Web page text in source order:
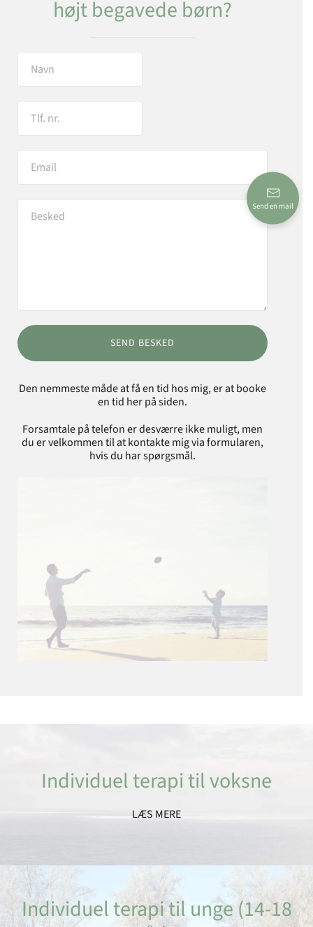
Send en mail
højt begavede børn?
SEND BESKED
Den nemmeste måde at få en tid hos mig, er at booke
en tid her på siden.
Forsamtale på telefon er desværre ikke muligt, men
du er velkommen til at kontakte mig via formularen,
hvis du har spørgsmål.
Individuel terapi til voksne
LÆS MERE
Individuel terapi til unge (14-18